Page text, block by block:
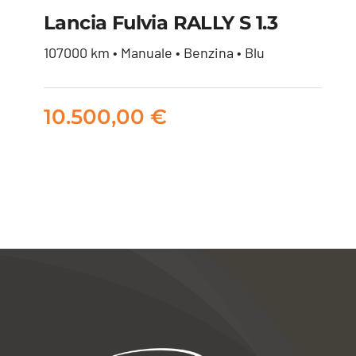
Lancia Fulvia RALLY S 1.3
107000 km • Manuale • Benzina • Blu
10.500,00 €